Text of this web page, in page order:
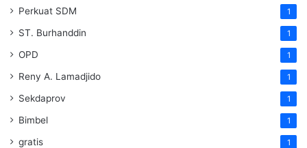
Perkuat SDM 1
ST. Burhanddin 1
OPD 1
Reny A. Lamadjido 1
Sekdaprov 1
Bimbel 1
gratis 1